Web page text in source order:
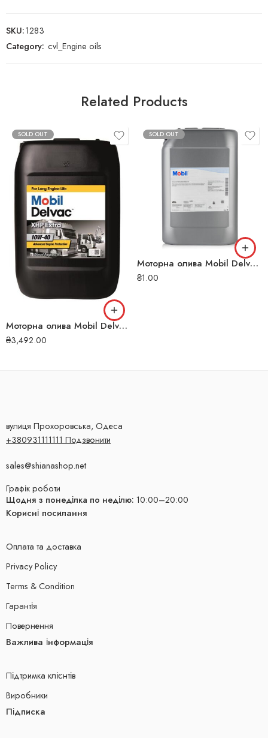
SKU:1283
Category: cvl_Engine oils
Related Products
SOLD OUT
Моторна олива Mobil Delvac XHP Extra 10W-40 20л 129
₴3,492.00
SOLD OUT
Моторна олива Mobil Delvac 1 SHC 5W-40 20л 152710#
₴1.00
вулиця Прохоровська, Одеса
+380931111111 Подзвонити
sales@shianashop.net
Графік роботи
Щодня з понеділка по неділю: 10:00–20:00
Корисні посилання
Оплата та доставка
Privacy Policy
Terms & Condition
Гарантія
Повернення
Важлива інформація
Підтримка клієнтів
Виробники
Підписка